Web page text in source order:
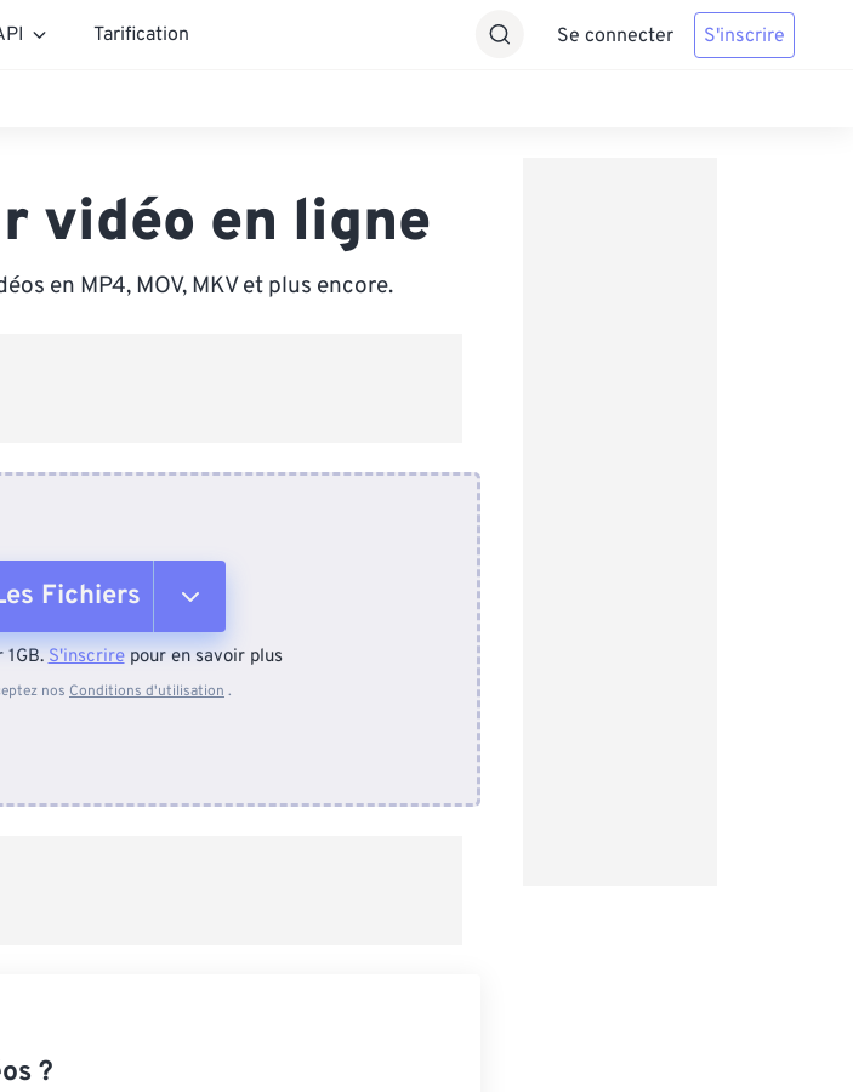
Tarification Se connecter S'inscrire
vidéo en ligne
en MP4, MOV, MKV et plus encore.
Fichiers
l'appareil
1GB.S'inscrirepour en savoir plus
nos Conditions d'utilisation .
?